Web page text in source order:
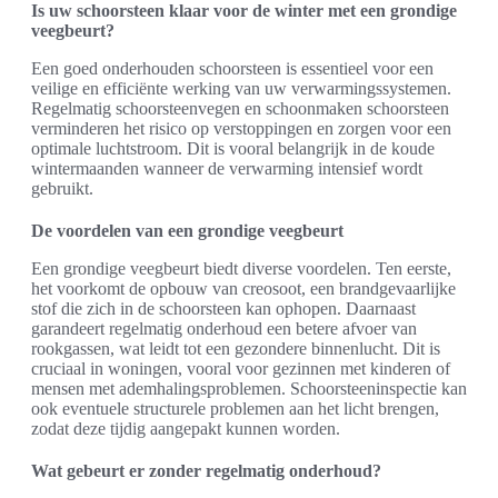
Is uw schoorsteen klaar voor de winter met een grondige
veegbeurt?
Een goed onderhouden schoorsteen is essentieel voor een
veilige en efficiënte werking van uw verwarmingssystemen.
Regelmatig schoorsteenvegen en schoonmaken schoorsteen
verminderen het risico op verstoppingen en zorgen voor een
optimale luchtstroom. Dit is vooral belangrijk in de koude
wintermaanden wanneer de verwarming intensief wordt
gebruikt.
De voordelen van een grondige veegbeurt
Een grondige veegbeurt biedt diverse voordelen. Ten eerste,
het voorkomt de opbouw van creosoot, een brandgevaarlijke
stof die zich in de schoorsteen kan ophopen. Daarnaast
garandeert regelmatig onderhoud een betere afvoer van
rookgassen, wat leidt tot een gezondere binnenlucht. Dit is
cruciaal in woningen, vooral voor gezinnen met kinderen of
mensen met ademhalingsproblemen. Schoorsteeninspectie kan
ook eventuele structurele problemen aan het licht brengen,
zodat deze tijdig aangepakt kunnen worden.
Wat gebeurt er zonder regelmatig onderhoud?